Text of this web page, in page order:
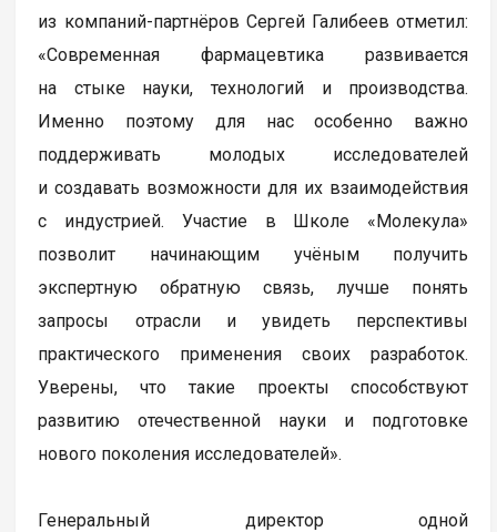
из компаний-партнёров Сергей Галибеев отметил:
«Современная фармацевтика развивается
на стыке науки, технологий и производства.
Именно поэтому для нас особенно важно
поддерживать молодых исследователей
и создавать возможности для их взаимодействия
с индустрией. Участие в Школе «Молекула»
позволит начинающим учёным получить
экспертную обратную связь, лучше понять
запросы отрасли и увидеть перспективы
практического применения своих разработок.
Уверены, что такие проекты способствуют
развитию отечественной науки и подготовке
нового поколения исследователей».
Генеральный директор одной